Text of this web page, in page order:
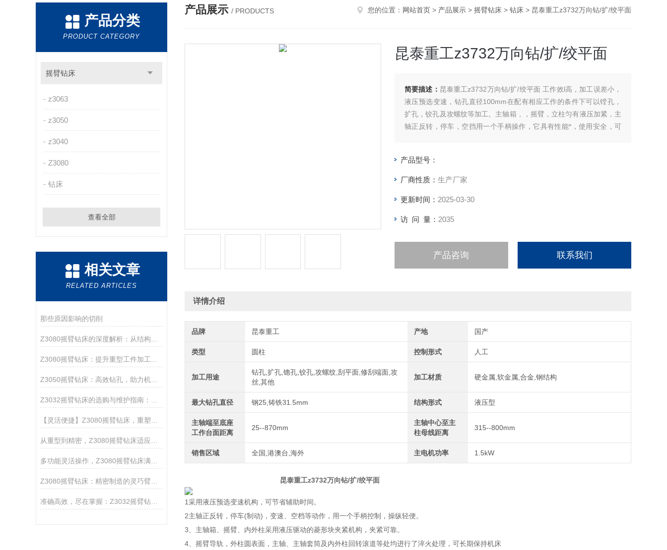
产品分类
PRODUCT CATEGORY
摇臂钻床
z3063
z3050
z3040
Z3080
钻床
查看全部
相关文章
RELATED ARTICLES
那些原因影响的切削
Z3050摇臂钻床：高效钻孔，助力机械加工
准确高效，尽在掌握：Z3032摇臂钻床的操作优势与应用实例
产品展示 / PRODUCTS 您的位置： 网站首页 > 产品展示 > 摇臂钻床 > 钻床 > 昆泰重工z3732万向钻/扩/绞平面
昆泰重工z3732万向钻/扩/绞平面
简要描述： 昆泰重工z3732万向钻/扩/绞平面 工作效l高，加工误差小，
液压预选变速，钻孔直径100mm在配有相应工作的条件下可以镗孔，
扩孔，铰孔及攻螺纹等加工。主轴箱，，摇臂，立柱匀有液压加紧，主
轴正反转，停车，空挡用一个手柄操作，它具有性能*，使用安全，可
产品型号：
厂商性质： 生产厂家
更新时间： 2025-03-30
访 问 量： 2035
产品咨询 联系我们
详情介绍
品牌 昆泰重工 产地 国产
类型 圆柱 控制形式 人工
加工用途
钻孔,扩孔,锪孔,铰孔,攻螺纹,刮平面,修刮端面,攻
丝,其他
加工材质 硬金属,软金属,合金,钢结构
最大钻孔直径 钢25,铸铁31.5mm 结构形式 液压型
主轴端至底座
工作台面距离
25--870mm
主轴中心至主
柱母线距离
315--800mm
销售区域 全国,港澳台,海外 主电机功率 1.5kW
昆泰重工z3732万向钻/扩/绞平面
1采用液压预选变速机构，可节省辅助时间。
2主轴正反转，停车(制动)，变速、空档等动作，用一个手柄控制，操纵轻便。
3、主轴箱、摇臂、内外柱采用液压驱动的菱形块夹紧机构，夹紧可靠。
4、摇臂导轨，外柱圆表面，主轴、主轴套筒及内外柱回转滚道等处均进行了淬火处理，可长期保持机床